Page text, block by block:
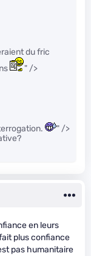
du fric
" />
" />
en leurs
plus confiance
pas humanitaire